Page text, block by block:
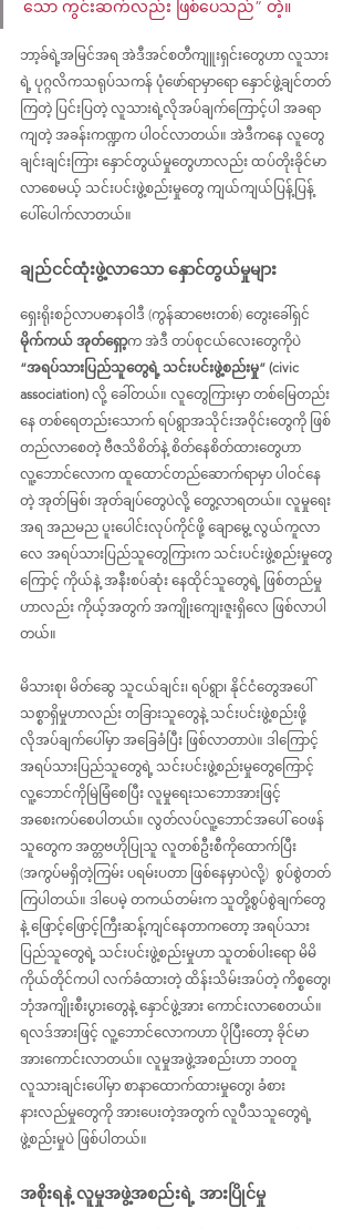
သော ကွင်းဆက်လည်း ဖြစ်ပေသည်” တဲ့။
ဘာ့ခ်ရဲ့အမြင်အရ အဲဒီအင်စတီကျူးရှင်းတွေဟာ လူသား
ရဲ့ ပုဂ္ဂလိကသရုပ်သကန် ပုံ‌ဖော်ရာမှာ‌ရော နှောင်ဖွဲ့ချင်တတ်
ကြတဲ့ ပြင်းပြတဲ့ လူသားရဲ့လိုအပ်ချက်ကြောင့်ပါ အခရာ
ကျတဲ့ အခန်းကဏ္ဍက ပါဝင်လာတယ်။ အဲဒီကနေ လူတွေ
ချင်းချင်းကြား နှောင်တွယ်မှုတွေဟာလည်း ထပ်တိုးခိုင်မာ
လာစေမယ့် သင်းပင်းဖွဲ့စည်းမှုတွေ ကျယ်ကျယ်ပြန့်ပြန့်
ပေါ်ပေါက်လာတယ်။
ချည်ငင်ထုံးဖွဲ့လာသော နှောင်တွယ်မှုများ
ရှေးရိုးစဉ်လာပဓာနဝါဒီ (ကွန်ဆာဗေးတစ်) တွေးခေါ်ရှင်
မိုက်ကယ် အုတ်ရှော့က အဲဒီ တပ်စုငယ်လေးတွေကိုပဲ
“အရပ်သားပြည်သူတွေရဲ့ သင်းပင်းဖွဲ့စည်းမှု” (civic
association) လို့ ခေါ်တယ်။ လူတွေကြားမှာ တစ်မြေတည်း
နေ တစ်ရေတည်းသောက် ရပ်ရွာအသိုင်းအဝိုင်းတွေကို ဖြစ်
တည်လာစေတဲ့ ဗီဇသိစိတ်နဲ့ စိတ်နေစိတ်ထားတွေဟာ
လူ့ဘောင်လောက ထူထောင်တည်ဆောက်ရာမှာ ပါဝင်နေ
တဲ့ အုတ်မြစ်၊ အုတ်ချပ်တွေပဲလို့ တွေ့လာရတယ်။ လူမှုရေး
အရ အညမည ပူးပေါင်းလုပ်ကိုင်ဖို့ ချောမွေ့ လွယ်ကူလာ
လေ အရပ်သားပြည်သူတွေကြားက သင်းပင်းဖွဲ့စည်းမှုတွေ
ကြောင့် ကိုယ်နဲ့ အနီးစပ်ဆုံး နေထိုင်သူတွေရဲ့ ဖြစ်တည်မှု
ဟာလည်း ကိုယ့်အတွက် အကျိုးကျေးဇူးရှိလေ ဖြစ်လာပါ
တယ်။
မိသားစု၊ မိတ်ဆွေ သူငယ်ချင်း၊ ရပ်ရွာ၊ နိုင်ငံတွေအပေါ်
သစ္စာရှိမှုဟာလည်း တခြားသူတွေနဲ့ သင်းပင်းဖွဲ့စည်းဖို့
လိုအပ်ချက်ပေါ်မှာ အခြေခံပြီး ဖြစ်လာတာပဲ။ ဒါကြောင့်
အရပ်သားပြည်သူတွေရဲ့ သင်းပင်းဖွဲ့စည်းမှုတွေကြောင့်
လူ့ဘောင်ကိုမြဲမြံစေပြီး လူမှုရေးသဘောအားဖြင့်
အစေးကပ်စေပါတယ်။ လွတ်လပ်လူ့ဘောင်အပေါ် ဝေဖန်
သူတွေက အတ္တဗဟိုပြုသူ လူတစ်ဦးစီကိုထောက်ပြီး
(အကွပ်မရှိတဲ့ကြမ်း ပရမ်းပတာ ဖြစ်နေမှာပဲလို့)  စွပ်စွဲတတ်
ကြပါတယ်။ ဒါပေမဲ့ တကယ်တမ်းက သူတို့စွပ်စွဲချက်တွေ
နဲ့ ဖြောင့်ဖြောင့်ကြီးဆန့်ကျင်နေတာကတော့ အရပ်သား
ပြည်သူတွေရဲ့ သင်းပင်းဖွဲ့စည်းမှုဟာ သူတစ်ပါးရော မိမိ
ကိုယ်တိုင်ကပါ လက်ခံထားတဲ့ ထိန်းသိမ်းအပ်တဲ့ ကိစ္စတွေ၊
ဘုံအကျိုးစီးပွားတွေနဲ့ နှောင်ဖွဲ့အား ကောင်းလာစေတယ်။
ရလဒ်အားဖြင့် လူ့ဘောင်လောကဟာ ပိုပြီးတော့ ခိုင်မာ
အားကောင်းလာတယ်။ လူမှုအဖွဲ့အစည်းဟာ ဘဝတူ
လူသားချင်းပေါ်မှာ စာနာထောက်ထားမှုတွေ၊ ခံစား
နားလည်မှုတွေကို အားပေးတဲ့အတွက် လူပီသသူတွေရဲ့
ဖွဲ့စည်းမှုပဲ ဖြစ်ပါတယ်။
အစိုးရနဲ့ လူမှုအဖွဲ့အစည်းရဲ့ အားပြိုင်မှု